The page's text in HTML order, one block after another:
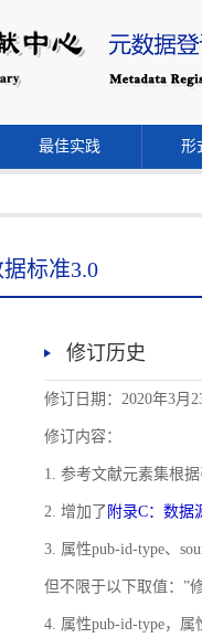
最佳实践 形
标准3.0
修订历史
修订日期：2020年3月
修订内容：
1. 参考文献元素集根
2. 增加了 附录C：数据
3. 属性pub-id-type、
但不限于以下取值：”
4. 属性pub-id-type，属